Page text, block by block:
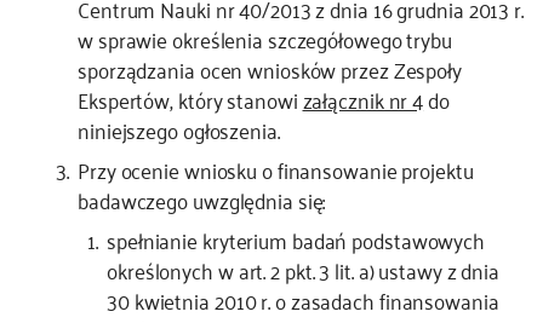
Centrum Nauki nr 40/2013 z dnia 16 grudnia 2013 r.
w sprawie określenia szczegółowego trybu
sporządzania ocen wniosków przez Zespoły
Ekspertów, który stanowizałącznik nr 4do
niniejszego ogłoszenia.
Przy ocenie wniosku o finansowanie projektu
badawczego uwzględnia się:
spełnianie kryterium badań podstawowych
określonych w art. 2 pkt. 3 lit. a) ustawy z dnia
30 kwietnia 2010 r. o zasadach finansowania